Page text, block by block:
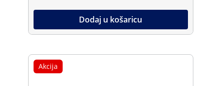
Dodaj u košaricu
Akcija